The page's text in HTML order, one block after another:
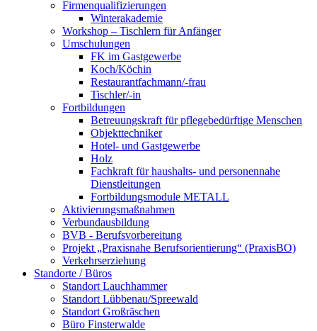
Firmenqualifizierungen
Winterakademie
Workshop – Tischlern für Anfänger
Umschulungen
FK im Gastgewerbe
Koch/Köchin
Restaurantfachmann/-frau
Tischler/-in
Fortbildungen
Betreuungskraft für pflegebedürftige Menschen
Objekttechniker
Hotel- und Gastgewerbe
Holz
Fachkraft für haushalts- und personennahe
Dienstleitungen
Fortbildungsmodule METALL
Aktivierungsmaßnahmen
Verbundausbildung
BVB - Berufsvorbereitung
Projekt „Praxisnahe Berufsorientierung“ (PraxisBO)
Verkehrserziehung
Standorte / Büros
Standort Lauchhammer
Standort Lübbenau/Spreewald
Standort Großräschen
Büro Finsterwalde